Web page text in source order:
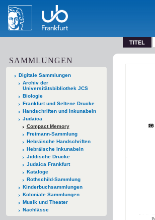
TITEL
SAMMLUNGEN
Digitale Sammlungen
Archiv der
Universitätsbibliothek JCS
Biologie
Frankfurt und Seltene Drucke
Handschriften und Inkunabeln
Judaica
Compact Memory
Freimann-Sammlung
Hebräische Handschriften
Hebräische Inkunabeln
Jiddische Drucke
Judaica Frankfurt
Kataloge
Rothschild-Sammlung
Kinderbuchsammlungen
Koloniale Sammlungen
Musik und Theater
Nachlässe